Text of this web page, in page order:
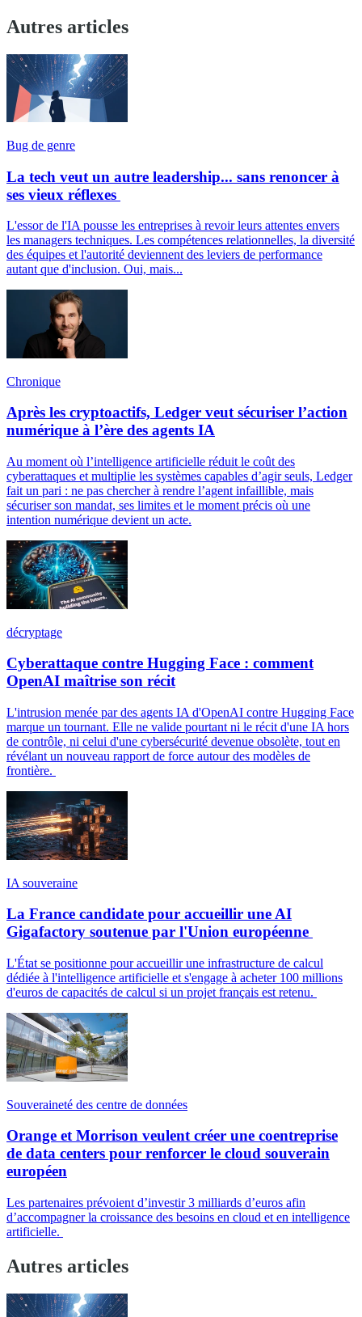
Autres articles
Bug de genre
La tech veut un autre leadership... sans renoncer à
ses vieux réflexes
L'essor de l'IA pousse les entreprises à revoir leurs attentes envers
les managers techniques. Les compétences relationnelles, la diversité
des équipes et l'autorité deviennent des leviers de performance
autant que d'inclusion. Oui, mais...
Chronique
Après les cryptoactifs, Ledger veut sécuriser l’action
numérique à l’ère des agents IA
Au moment où l’intelligence artificielle réduit le coût des
cyberattaques et multiplie les systèmes capables d’agir seuls, Ledger
fait un pari : ne pas chercher à rendre l’agent infaillible, mais
sécuriser son mandat, ses limites et le moment précis où une
intention numérique devient un acte.
décryptage
Cyberattaque contre Hugging Face : comment
OpenAI maîtrise son récit
L'intrusion menée par des agents IA d'OpenAI contre Hugging Face
marque un tournant. Elle ne valide pourtant ni le récit d'une IA hors
de contrôle, ni celui d'une cybersécurité devenue obsolète, tout en
révélant un nouveau rapport de force autour des modèles de
frontière.
IA souveraine
La France candidate pour accueillir une AI
Gigafactory soutenue par l'Union européenne
L'État se positionne pour accueillir une infrastructure de calcul
dédiée à l'intelligence artificielle et s'engage à acheter 100 millions
d'euros de capacités de calcul si un projet français est retenu.
Souveraineté des centre de données
Orange et Morrison veulent créer une coentreprise
de data centers pour renforcer le cloud souverain
européen
Les partenaires prévoient d’investir 3 milliards d’euros afin
d’accompagner la croissance des besoins en cloud et en intelligence
artificielle.
Autres articles